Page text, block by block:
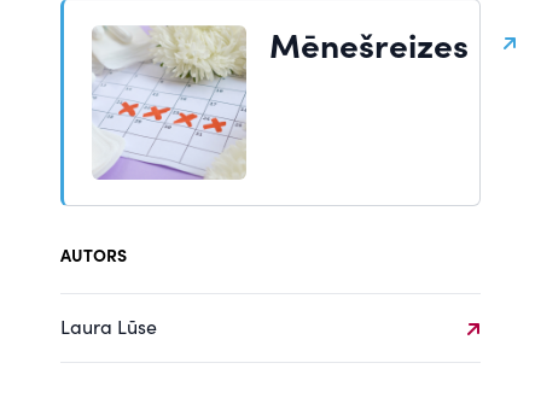
Mēnešreizes
AUTORS
Laura Lūse